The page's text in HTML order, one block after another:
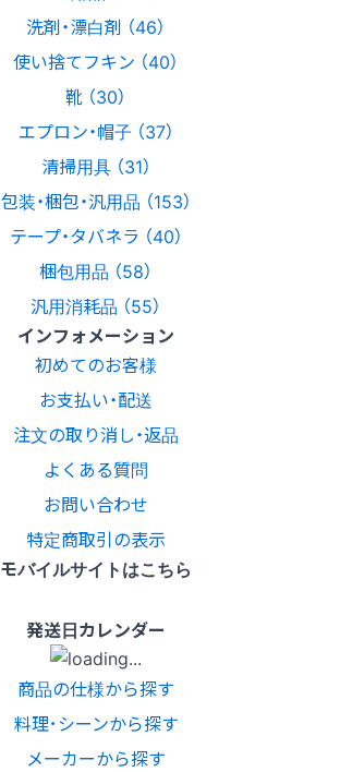
洗剤・漂白剤 （46）
使い捨てフキン （40）
靴 （30）
エプロン・帽子 （37）
清掃用具 （31）
包装・梱包・汎用品 （153）
テープ・タバネラ （40）
梱包用品 （58）
汎用消耗品 （55）
インフォメーション
初めてのお客様
お支払い・配送
注文の取り消し・返品
よくある質問
お問い合わせ
特定商取引の表示
モバイルサイトはこちら
発送日カレンダー
商品の仕様から探す
料理･シーンから探す
メーカーから探す